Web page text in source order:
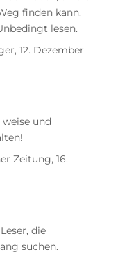
finden kann.
lesen.
12. Dezember
und
Zeitung, 16.
die
suchen.